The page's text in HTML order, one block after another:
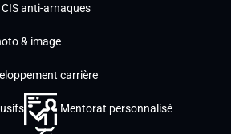
anti-arnaques
& image
carrière
Mentorat personnalisé